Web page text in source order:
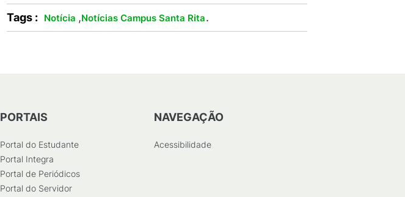
Tags : Notícia ,Notícias Campus Santa Rita.
PORTAIS
Portal do Estudante
Portal Integra
Portal de Periódicos
Portal do Servidor
NAVEGAÇÃO
Acessibilidade